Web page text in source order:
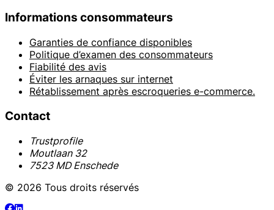
Informations consommateurs
Garanties de confiance disponibles
Politique d’examen des consommateurs
Fiabilité des avis
Éviter les arnaques sur internet
Rétablissement après escroqueries e-commerce.
Contact
Trustprofile
Moutlaan 32
7523 MD Enschede
© 2026 Tous droits réservés